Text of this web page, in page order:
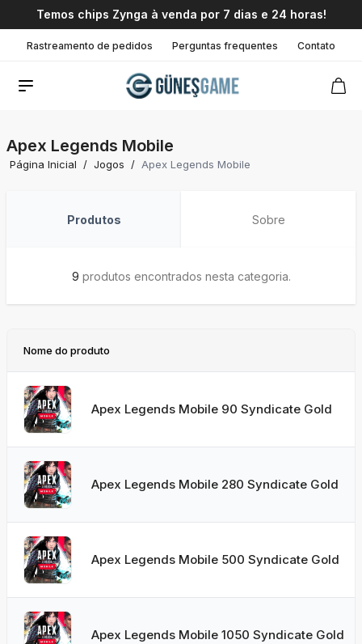
Temos chips Zynga à venda por 7 dias e 24 horas!
Rastreamento de pedidos Perguntas frequentes Contato
Apex Legends Mobile
Página Inicial / Jogos / Apex Legends Mobile
Produtos Sobre
9 produtos encontrados nesta categoria.
Nome do produto
Apex Legends Mobile 90 Syndicate Gold
Apex Legends Mobile 280 Syndicate Gold
Apex Legends Mobile 500 Syndicate Gold
Apex Legends Mobile 1050 Syndicate Gold